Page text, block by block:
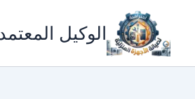
المحتوى
الوكيل